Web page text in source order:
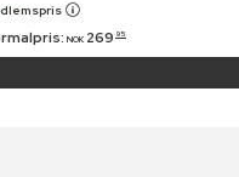
NOK 269 95